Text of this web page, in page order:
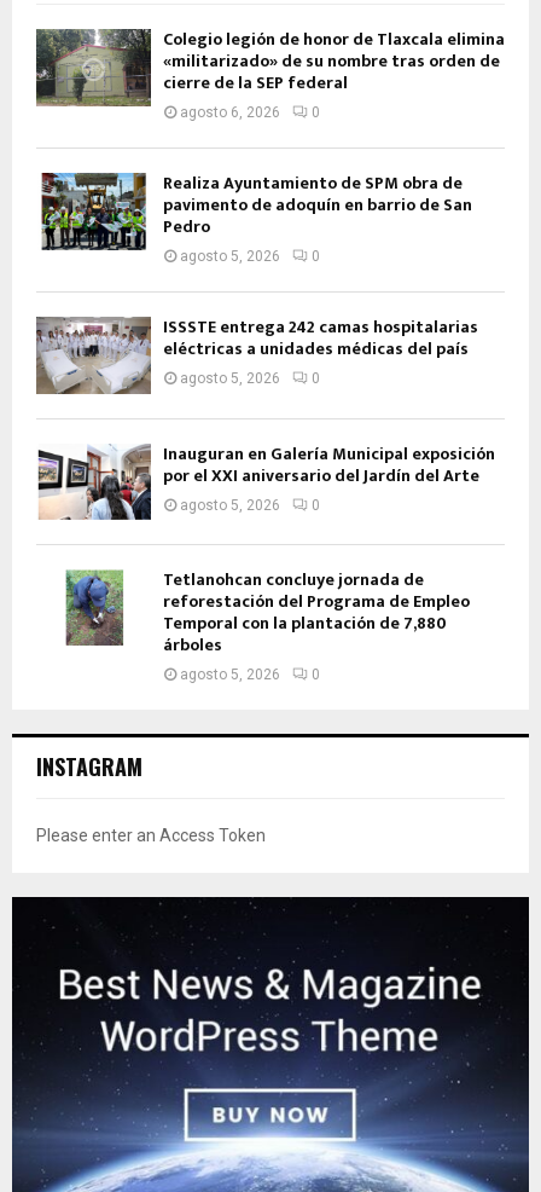
Colegio legión de honor de Tlaxcala elimina
«militarizado» de su nombre tras orden de
cierre de la SEP federal
agosto 6, 2026 0
Realiza Ayuntamiento de SPM obra de
pavimento de adoquín en barrio de San
Pedro
agosto 5, 2026 0
ISSSTE entrega 242 camas hospitalarias
eléctricas a unidades médicas del país
agosto 5, 2026 0
Inauguran en Galería Municipal exposición
por el XXI aniversario del Jardín del Arte
agosto 5, 2026 0
Tetlanohcan concluye jornada de
reforestación del Programa de Empleo
Temporal con la plantación de 7,880
árboles
agosto 5, 2026 0
INSTAGRAM
Please enter an Access Token